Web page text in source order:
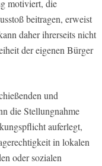
motiviert, die
beitragen, erweist
daher ihrerseits nicht
der eigenen Bürger
und
die Stellungnahme
auferlegt,
in lokalen
oder sozialen